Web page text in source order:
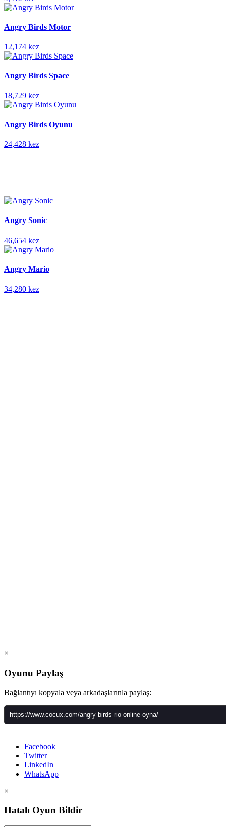
Angry Birds Motor
12,174 kez
Angry Birds Space
18,729 kez
Angry Birds Oyunu
24,428 kez
Angry Sonic
46,654 kez
Angry Mario
34,280 kez
×
Oyunu Paylaş
Bağlantıyı kopyala veya arkadaşlarınla paylaş:
Facebook
Twitter
LinkedIn
WhatsApp
×
Hatalı Oyun Bildir